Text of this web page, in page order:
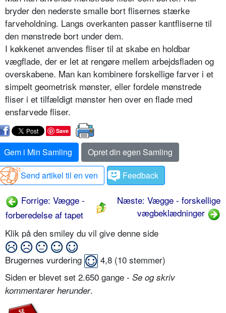
bryder den nederste smalle bort flisernes stærke
farveholdning. Langs overkanten passer kantfliserne til
den mønstrede bort under dem.
I køkkenet anvendes fliser til at skabe en holdbar
vægflade, der er let at rengøre mellem arbejdsfladen og
overskabene. Man kan kombinere forskellige farver i et
simpelt geometrisk mønster, eller fordele mønstrede
fliser i et tilfældigt mønster hen over en flade med
ensfarvede fliser.
Save
Gem i Min Samling
Opret din egen Samling
Send artikel til en ven
Feedback
Forrige: Vægge -
forberedelse af tapet
Næste: Vægge - forskellige
vægbeklædninger
Klik på den smiley du vil give denne side
Brugernes vurdering 4,8 (10 stemmer)
Siden er blevet set 2.650 gange - Se og skriv
kommentarer herunder.